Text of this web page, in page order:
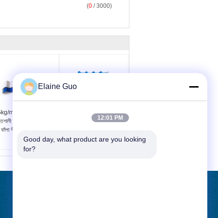
(0 / 3000)
m2 টুইন ওয়াল ছাদ শীট
লোড ক্ষমতা Upvc
শীট
প্লাস্টিক পিভিসি ফাঁপা ছাদ শীট
টুইন ওয়াল Upvc ছাদ শীট
Elaine Guo
12:01 PM
Good day, what product are you looking
for?